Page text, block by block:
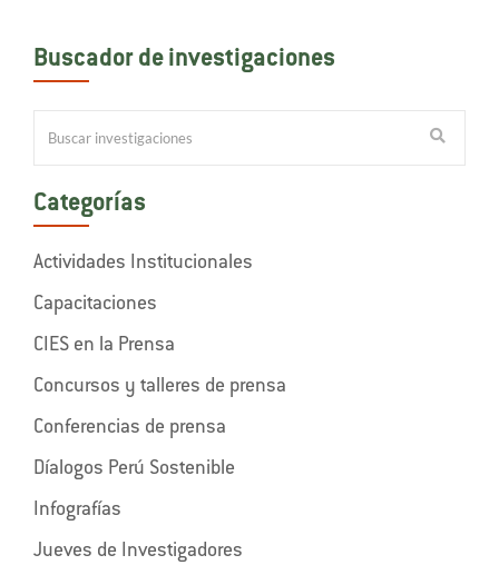
Buscador de investigaciones
Categorías
Actividades Institucionales
Capacitaciones
CIES en la Prensa
Concursos y talleres de prensa
Conferencias de prensa
Díalogos Perú Sostenible
Infografías
Jueves de Investigadores